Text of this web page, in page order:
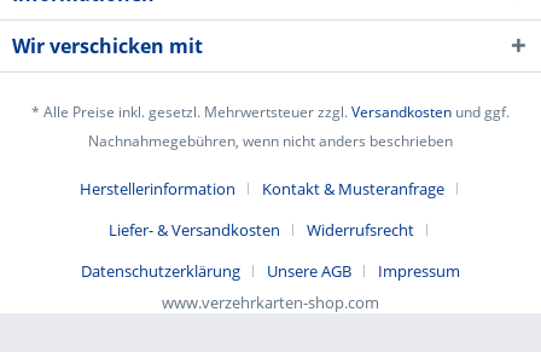
Wir verschicken mit
* Alle Preise inkl. gesetzl. Mehrwertsteuer zzgl.Versandkosten und ggf.
Nachnahmegebühren, wenn nicht anders beschrieben
Herstellerinformation
Kontakt & Musteranfrage
Liefer- & Versandkosten
Widerrufsrecht
Datenschutzerklärung
Unsere AGB
Impressum
www.verzehrkarten-shop.com